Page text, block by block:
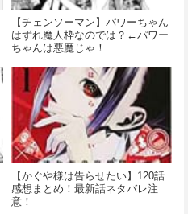
【チェンソーマン】パワーちゃん
はずれ魔人枠なのでは？←パワー
ちゃんは悪魔じゃ！
【かぐや様は告らせたい】120話
感想まとめ！最新話ネタバレ注
意！